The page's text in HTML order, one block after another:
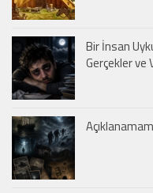
Bir İnsan
Gerçekler ve